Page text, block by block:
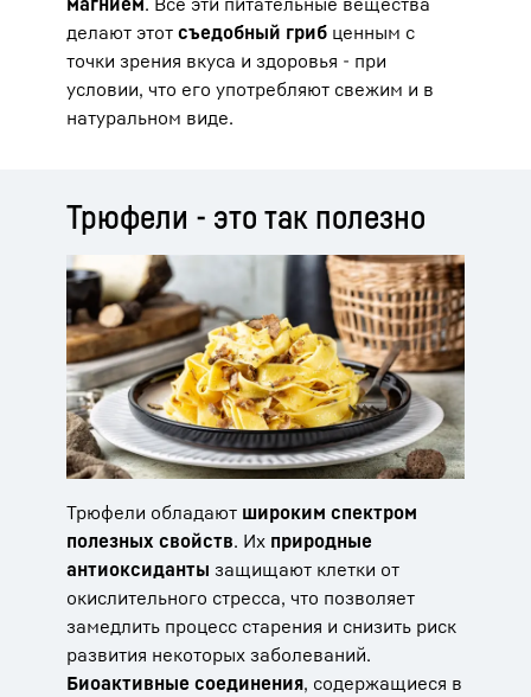
делают этот съедобный гриб ценным с
точки зрения вкуса и здоровья - при
условии, что его употребляют свежим и в
натуральном виде.
Трюфели - это так полезно
Трюфели обладают широким спектром
полезных свойств. Их природные
антиоксиданты защищают клетки от
окислительного стресса, что позволяет
замедлить процесс старения и снизить риск
развития некоторых заболеваний.
Биоактивные соединения, содержащиеся в